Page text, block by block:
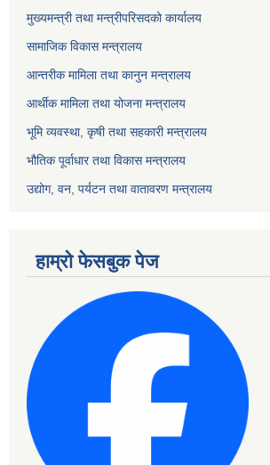
मुख्यमन्त्री तथा मन्त्रीपरिसदको कार्यालय
सामाजिक विकास मन्त्रालय
आन्तरीक मामिला तथा कानुन मन्त्रालय
आर्थीक मामिला तथा योजना मन्त्रालय
भूमि व्यवस्था, कृषी तथा सहकारी मन्त्रालय
भौतिक पूर्वाधार तथा विकास मन्त्रालय
उद्योग, वन, पर्यटन तथा वातावरण मन्त्रालय
हाम्रो फेसबुक पेज